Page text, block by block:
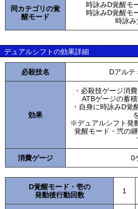
同カテゴリの覚
醒モード
時詠みD覚醒モ
時詠みD覚醒モ
時詠み
デュアルシフトの効果詳細
必殺技名 Dアルテ
効果
・必殺技ゲージ消
ATBゲージの蓄
・自身に時詠みD覚
※デュアルシフト発
覚醒モード・弐の
消費ゲージ 0
D覚醒モード・壱の
発動後行動回数
1